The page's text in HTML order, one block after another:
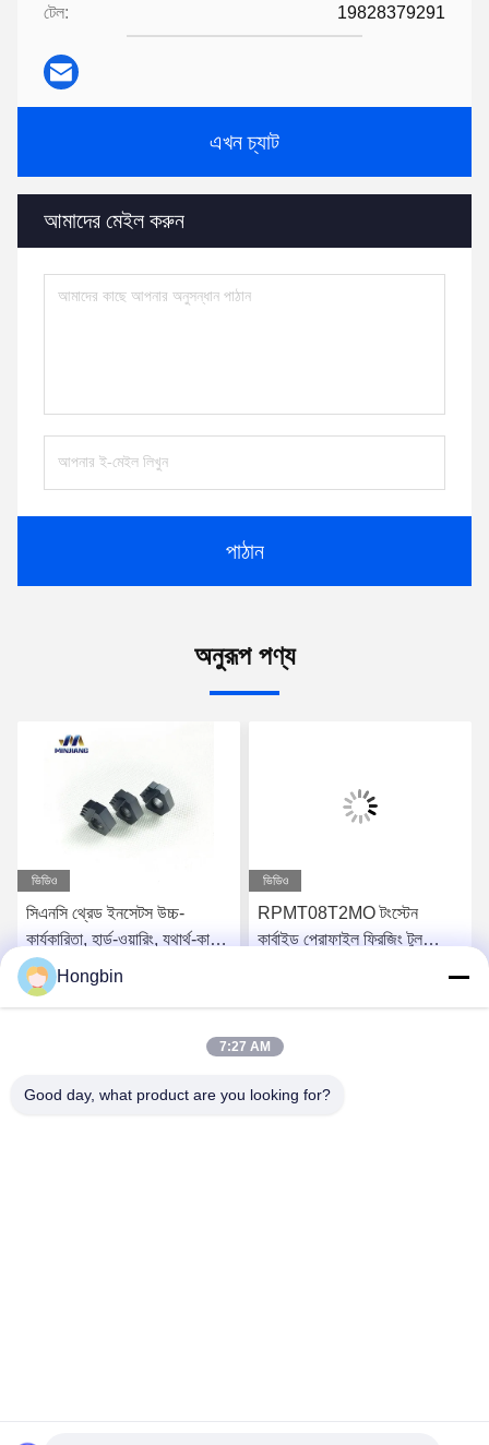
টেল: 19828379291
এখন চ্যাট
আমাদের মেইল করুন
পাঠান
অনুরূপ পণ্য
ভিডিও
সিএনসি থ্রেড ইনসেটস উচ্চ-
কার্যকারিতা, হার্ড-ওয়ারিং, যথার্থ-কাটিয়া
সহ
ভিডিও
RPMT08T2MO টংস্টেন
কার্বাইড প্রোফাইল ফ্রিজিং টুল
Hongbin
7:27 AM
Good day, what product are you looking for?